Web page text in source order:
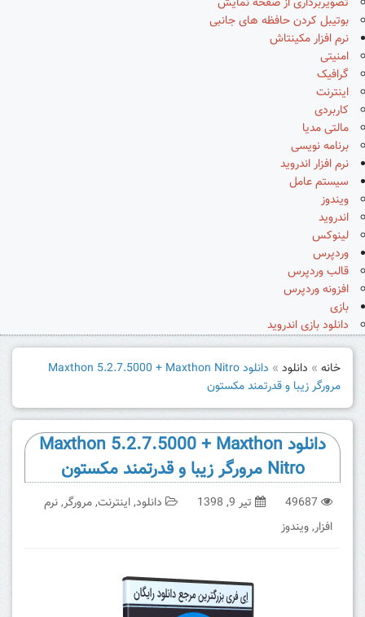
بوتیبل کردن حافظه های جانبی
نرم افزار مکینتاش
امنیتی
گرافیک
اینترنت
کاربردی
مالتی مدیا
برنامه نویسی
نرم افزار اندروید
سیستم عامل
ویندوز
اندروید
لینوکس
وردپرس
قالب وردپرس
افزونه وردپرس
بازی
دانلود بازی اندروید
خانه » دانلود »
دانلود Maxthon 5.2.7.5000 + Maxthon Nitro
مرورگر زیبا و قدرتمند مکستون
دانلود Maxthon 5.2.7.5000 + Maxthon
Nitro مرورگر زیبا و قدرتمند مکستون
49687 تیر 9, 1398 دانلود,اینترنت,مرورگر,نرم
افزار,ویندوز